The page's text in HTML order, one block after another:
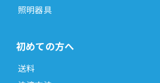
照明器具
初めての方へ
送料